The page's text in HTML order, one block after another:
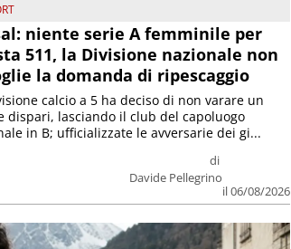
niente serie A femminile per
511, la Divisione nazionale non
la domanda di ripescaggio
di
Davide Pellegrino
il 06/08/2026
calcio a 5 ha deciso di non varare un
dispari, lasciando il club del capoluogo
in B; ufficializzate le avversarie dei gi...